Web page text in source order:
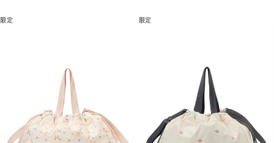
限定 限定